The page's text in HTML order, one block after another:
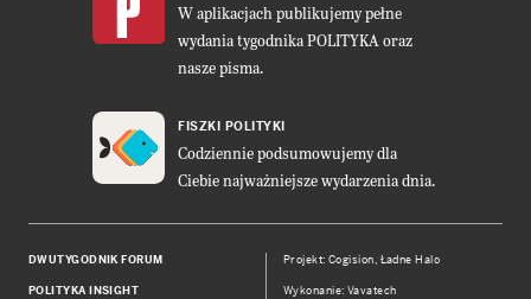
W aplikacjach publikujemy pełne
wydania tygodnika POLITYKA oraz
nasze pisma.
FISZKI POLITYKI
Codziennie podsumowujemy dla
Ciebie najważniejsze wydarzenia dnia.
DWUTYGODNIK FORUM
POLITYKA INSIGHT
Projekt:Cogision, Ładne Halo
Wykonanie: Vavatech